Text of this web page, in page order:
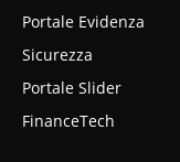
Portale Evidenza
Sicurezza
Portale Slider
FinanceTech